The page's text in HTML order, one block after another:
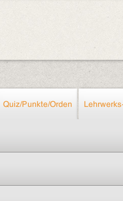
Quiz/Punkte/Orden